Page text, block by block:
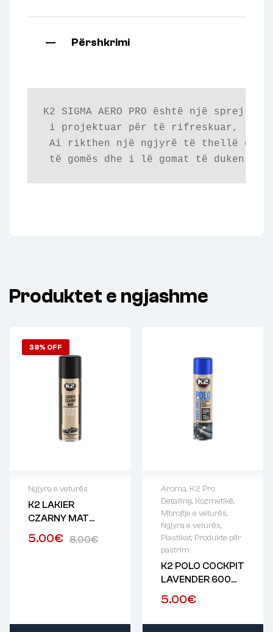
Përshkrimi
K2 SIGMA AERO PRO është një sprej
i projektuar për të rifreskuar,
Ai rikthen një ngjyrë të thellë dhe
të gomës dhe i lë gomat të duken të
Produktet e ngjashme
38% OFF
Ngjyra e veturës
K2 LAKIER
CZARNY MAT
500ML
8.00€
5.00€
Aroma, K2 Pro
Detailing, Kozmetikë,
Mbrojtje e veturës,
Ngjyra e veturës,
Plastikat, Produkte për
pastrim
K2 POLO COCKPIT
LAVENDER 600
ML
5.00€